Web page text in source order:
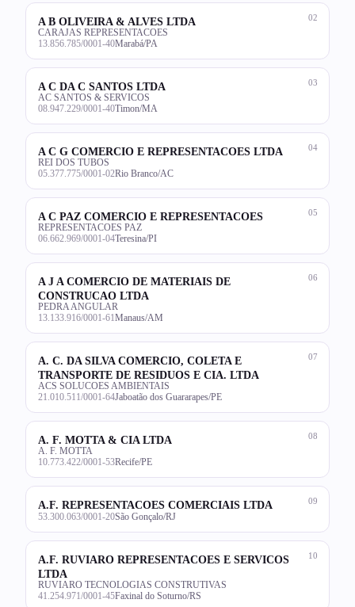
02
A B OLIVEIRA & ALVES LTDA
CARAJAS REPRESENTACOES
13.856.785/0001-40Marabá/PA
03
A C DA C SANTOS LTDA
AC SANTOS & SERVICOS
08.947.229/0001-40Timon/MA
04
A C G COMERCIO E REPRESENTACOES LTDA
REI DOS TUBOS
05.377.775/0001-02Rio Branco/AC
05
A C PAZ COMERCIO E REPRESENTACOES
REPRESENTACOES PAZ
06.662.969/0001-04Teresina/PI
06
A J A COMERCIO DE MATERIAIS DE
CONSTRUCAO LTDA
PEDRA ANGULAR
13.133.916/0001-61 Manaus/AM
07
A. C. DA SILVA COMERCIO, COLETA E
TRANSPORTE DE RESIDUOS E CIA. LTDA
ACS SOLUCOES AMBIENTAIS
21.010.511/0001-64Jaboatão dos Guararapes/PE
08
A. F. MOTTA & CIA LTDA
A. F. MOTTA
10.773.422/0001-53Recife/PE
09
A.F. REPRESENTACOES COMERCIAIS LTDA
53.300.063/0001-20São Gonçalo/RJ
10
A.F. RUVIARO REPRESENTACOES E SERVICOS
LTDA
RUVIARO TECNOLOGIAS CONSTRUTIVAS
41.254.971/0001-45Faxinal do Soturno/RS